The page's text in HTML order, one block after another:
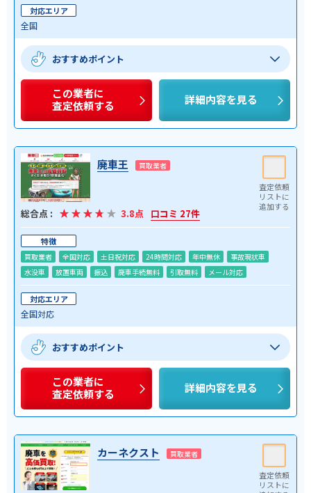
対応エリア
全国
おすすめポイント
この業者に
査定依頼する
詳細内容を見る
廃車王 買取業者
総合点 : 3.8点 口コミ 27件
特徴
買取業者 全国対応 土日祝対応 24時間対応 年中無休
事故現状車
水没車
放置車両 振込 廃車手続無料 引取無料 メール対応
対応エリア
全国対応
おすすめポイント
この業者に
査定依頼する
詳細内容を見る
カーネクスト 買取業者